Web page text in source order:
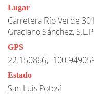
Lugar
Carretera Río Verde
Graciano Sánchez,
GPS
22.150866, -
Estado
San Luis Potosí